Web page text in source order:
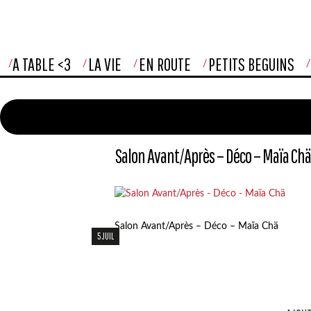
A TABLE <3 LA VIE EN ROUTE PETITS BEGUINS
Salon Avant/Après – Déco – Maïa Chä
5 JUIL
Salon Avant/Après – Déco – Maïa Chä